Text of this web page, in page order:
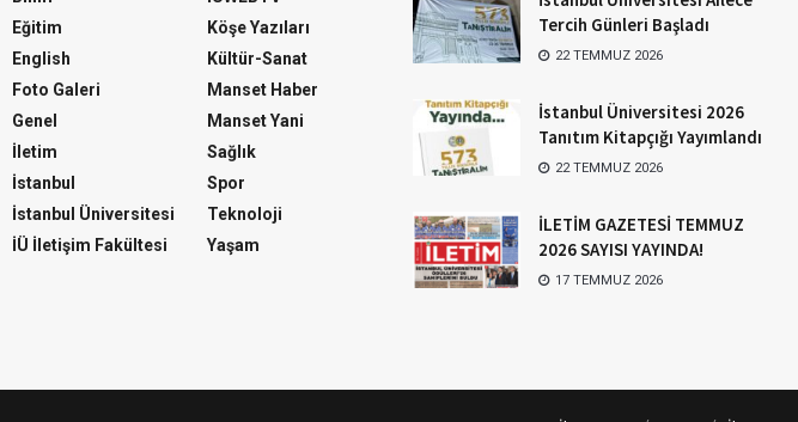
Eğitim
English
Foto Galeri
Genel
İletim
İstanbul
İstanbul Üniversitesi
İÜ İletişim Fakültesi
Köşe Yazıları
Kültür-Sanat
Manset Haber
Manset Yani
Sağlık
Spor
Teknoloji
Yaşam
Tercih Günleri Başladı
22 TEMMUZ 2026
İstanbul Üniversitesi 2026
Tanıtım Kitapçığı Yayımlandı
22 TEMMUZ 2026
İLETİM GAZETESİ TEMMUZ
2026 SAYISI YAYINDA!
17 TEMMUZ 2026